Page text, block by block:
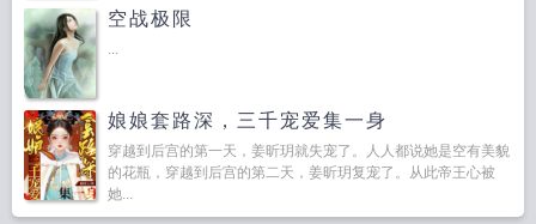
空战极限
...
娘娘套路深，三千宠爱集一身
穿越到后宫的第一天，姜昕玥就失宠了。人人都说她是空有美貌
的花瓶，穿越到后宫的第二天，姜昕玥复宠了。从此帝王心被
她...